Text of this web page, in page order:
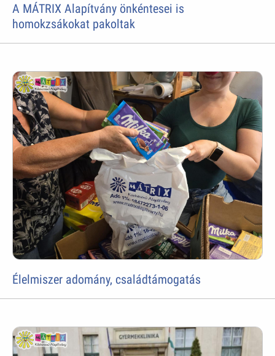
A MÁTRIX Alapítvány önkéntesei is
homokzsákokat pakoltak
Élelmiszer adomány, családtámogatás